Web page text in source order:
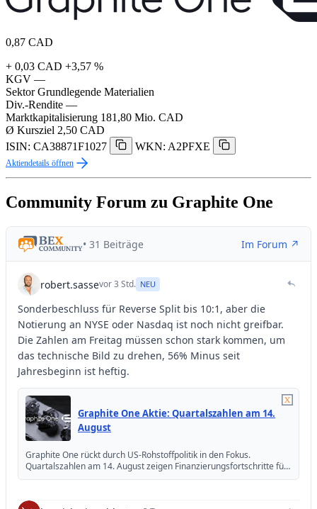
0,87 CAD
+ 0,03 CAD +3,57 %
KGV —
Sektor Grundlegende Materialien
Div.-Rendite —
Marktkapitalisierung 181,80 Mio. CAD
Ø Kursziel 2,50 CAD
ISIN: CA38871F1027
WKN: A2PFXE
Aktiendetails öffnen
Community Forum zu Graphite One